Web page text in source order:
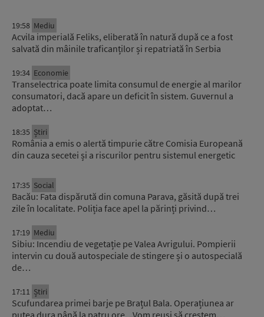
19:58 Mediu
Acvila imperială Feliks, eliberată în natură după ce a fost
salvată din mâinile traficanților și repatriată în Serbia
19:34 Economie
Transelectrica poate limita consumul de energie al marilor
consumatori, dacă apare un deficit în sistem. Guvernul a
adoptat…
18:35 Știri
România a emis o alertă timpurie către Comisia Europeană
din cauza secetei și a riscurilor pentru sistemul energetic
17:35 Social
Bacău: Fata dispărută din comuna Parava, găsită după trei
zile în localitate. Poliția face apel la părinți privind…
17:19 Mediu
Sibiu: Incendiu de vegetație pe Valea Avrigului. Pompierii
intervin cu două autospeciale de stingere și o autospecială
de…
17:11 Știri
Scufundarea primei barje pe Brațul Bala. Operațiunea ar
putea dura până la patru ore. „Vom reuși să creștem…